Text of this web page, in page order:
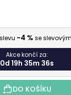
-4 % se
Akce končí za:
0d 19h 35m 35s
DO KOŠÍKU